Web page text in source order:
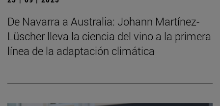
De Navarra a Australia: Johann Martínez-
Lüscher lleva la ciencia del vino a la primera
línea de la adaptación climática